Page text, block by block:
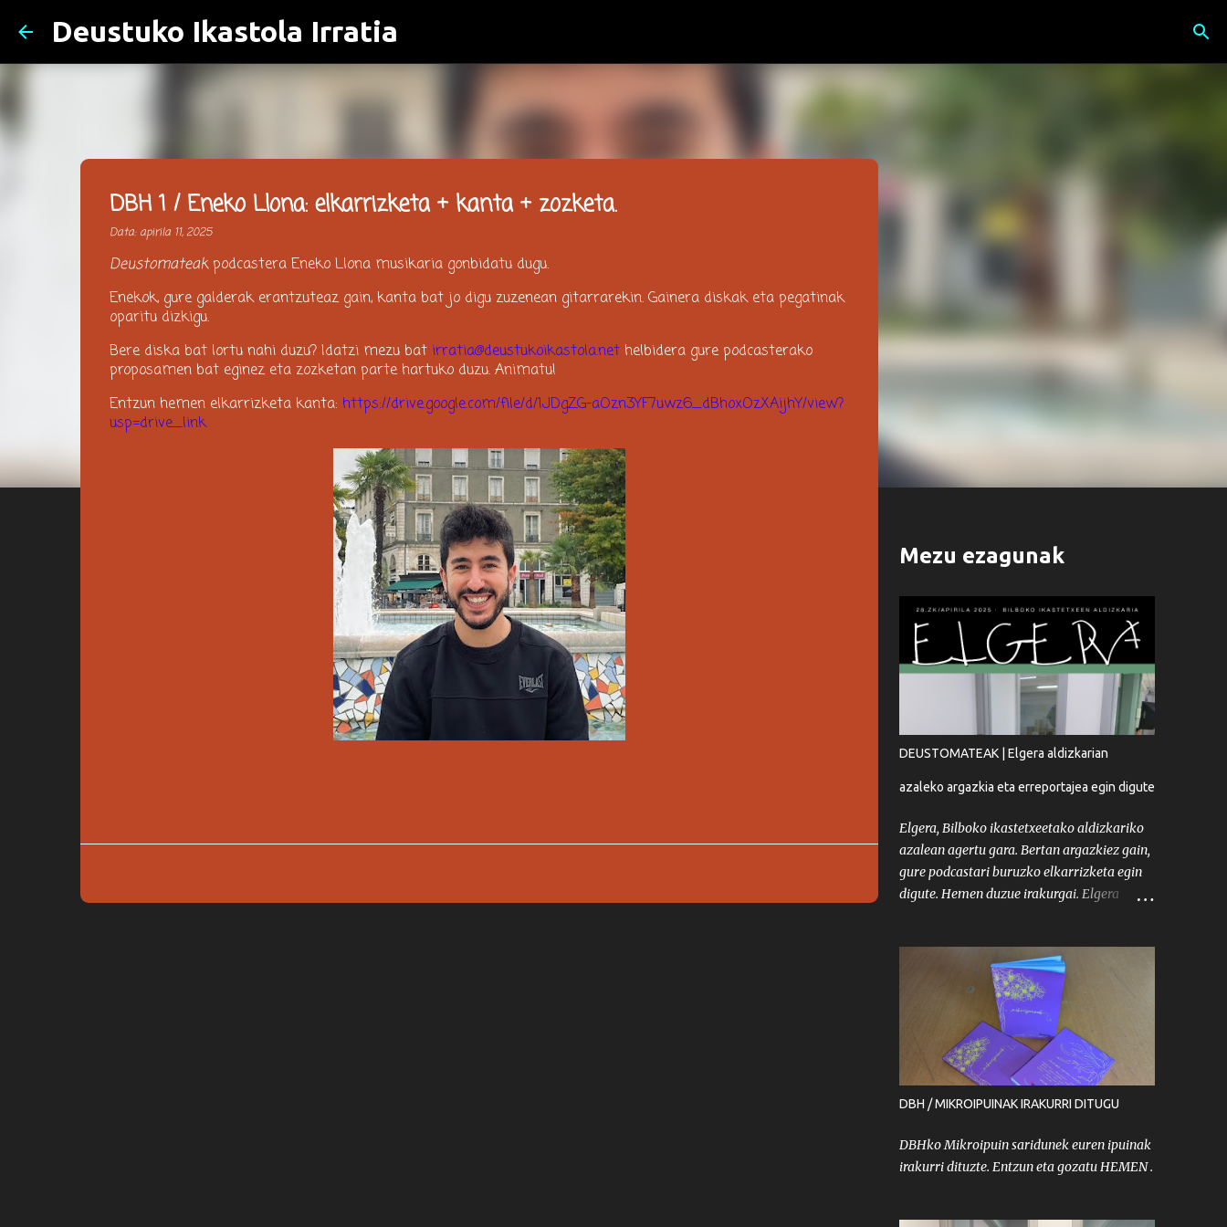
Deustuko Ikastola Irratia
DBH 1 / Eneko Llona: elkarrizketa + kanta + zozketa.
Data: apirila 11, 2025
Deustomateakpodcastera Eneko Llona musikaria gonbidatu dugu.
Enekok, gure galderak erantzuteaz gain, kanta bat jo digu zuzenean gitarrarekin. Gainera diskak eta pegatinak
oparitu dizkigu.
Bere diska bat lortu nahi duzu? Idatzi mezu bat irratia@deustukoikastola.nethelbidera gure podcasterako
proposamen bat eginez eta zozketan parte hartuko duzu. Animatu!
Entzun hemen elkarrizketa kanta: https://drive.google.com/file/d/1JDgZG-aOzn3YF7uwz6_dBhoxOzXAijhY/view?
usp=drive_link
Mezu ezagunak
DEUSTOMATEAK | Elgera aldizkarian
azaleko argazkia eta erreportajea egin digute
Elgera, Bilboko ikastetxeetako aldizkariko
azalean agertu gara. Bertan argazkiez gain,
gure podcastari buruzko elkarrizketa egin
digute. Hemen duzue irakurgai. Elgera
DBH / MIKROIPUINAK IRAKURRI DITUGU
DBHko Mikroipuin saridunek euren ipuinak
irakurri dituzte. Entzun eta gozatu HEMEN .